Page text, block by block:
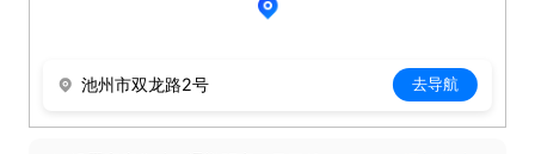
1. 中专及以上学历，光电、材料、机械、质检相关专
池州市双龙路2号 去导航